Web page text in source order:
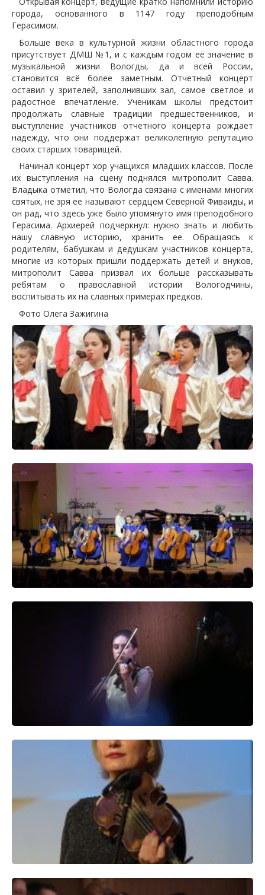
города, основанного в 1147 году преподобным
Герасимом.
Больше века в культурной жизни областного города
присутствует ДМШ №1, и с каждым годом её значение в
музыкальной жизни Вологды, да и всей России,
становится всё более заметным. Отчетный концерт
оставил у зрителей, заполнивших зал, самое светлое и
радостное впечатление. Ученикам школы предстоит
продолжать славные традиции предшественников, и
выступление участников отчетного концерта рождает
надежду, что они поддержат великолепную репутацию
своих старших товарищей.
Начинал концерт хор учащихся младших классов. После
их выступления на сцену поднялся митрополит Савва.
Владыка отметил, что Вологда связана с именами многих
святых, не зря ее называют сердцем Северной Фиваиды, и
он рад, что здесь уже было упомянуто имя преподобного
Герасима. Архиерей подчеркнул: нужно знать и любить
нашу славную историю, хранить ее. Обращаясь к
родителям, бабушкам и дедушкам участников концерта,
многие из которых пришли поддержать детей и внуков,
митрополит Савва призвал их больше рассказывать
ребятам о православной истории Вологодчины,
воспитывать их на славных примерах предков.
Фото Олега Зажигина